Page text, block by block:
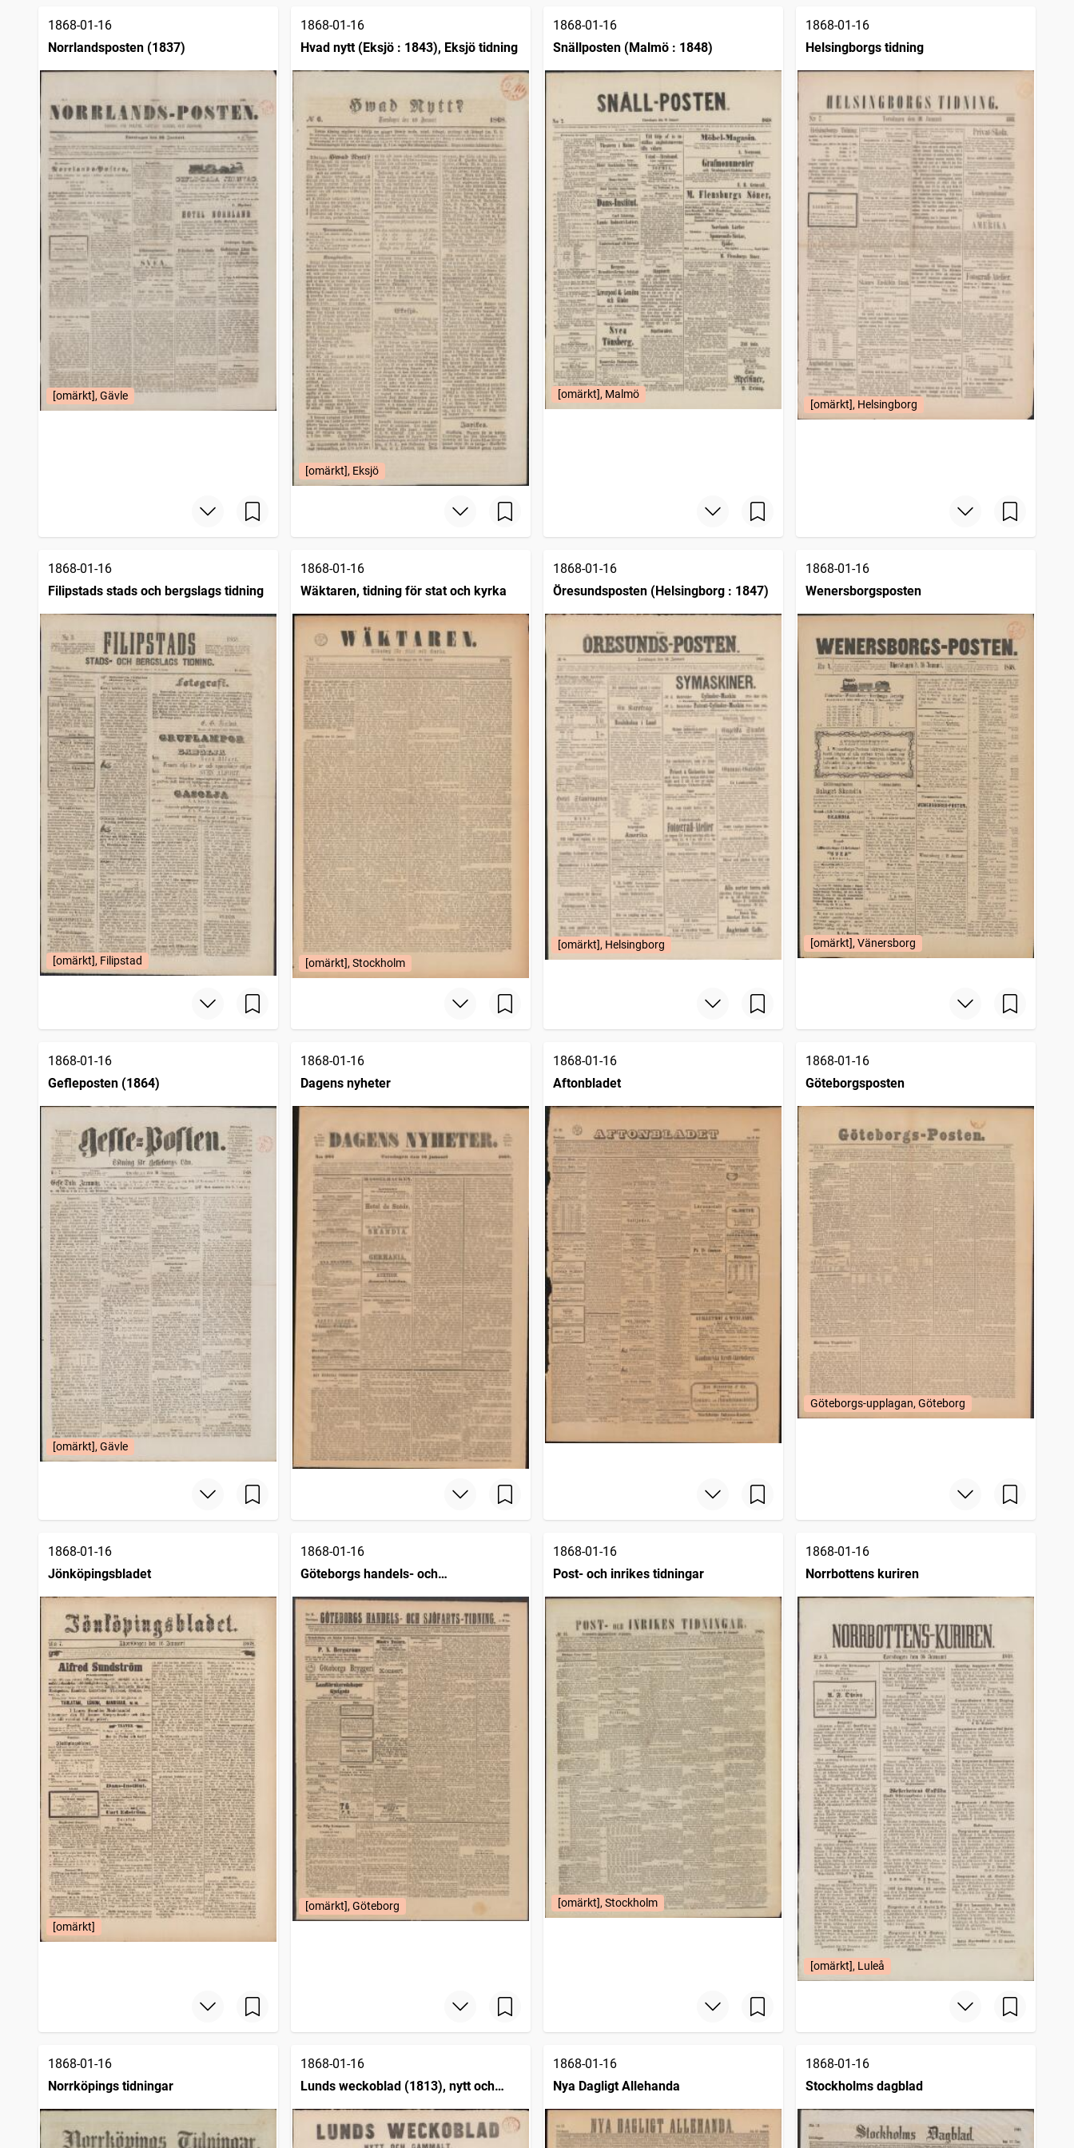
Jönköpingsbladet
träffar
1868-01-16
Norrlandsposten (1837)
[omärkt], Gävle
1868-01-16
Hvad nytt (Eksjö : 1843), Eksjö tidning
[omärkt], Eksjö
1868-01-16
Snällposten (Malmö : 1848)
[omärkt], Malmö
1868-01-16
Helsingborgs tidning
[omärkt], Helsingborg
1868-01-16
Filipstads stads och bergslags tidning
[omärkt], Filipstad
1868-01-16
Wäktaren, tidning för stat och kyrka
[omärkt], Stockholm
1868-01-16
Öresundsposten (Helsingborg : 1847)
[omärkt], Helsingborg
1868-01-16
Wenersborgsposten
[omärkt], Vänersborg
1868-01-16
Gefleposten (1864)
[omärkt], Gävle
1868-01-16
Dagens nyheter
1868-01-16
Aftonbladet
1868-01-16
Göteborgsposten
Göteborgs-upplagan, Göteborg
1868-01-16
Jönköpingsbladet
[omärkt]
1868-01-16
Göteborgs handels- och
sjöfartstidning (1832)
[omärkt], Göteborg
1868-01-16
Post- och inrikes tidningar
[omärkt], Stockholm
1868-01-16
Norrbottens kuriren
[omärkt], Luleå
1868-01-16
Norrköpings tidningar
1868-01-16
Lunds weckoblad (1813), nytt och
gammalt
1868-01-16
Nya Dagligt Allehanda
1868-01-16
Stockholms dagblad